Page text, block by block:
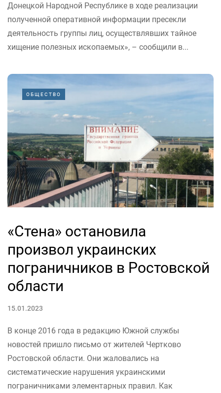
Донецкой Народной Республике в ходе реализации
полученной оперативной информации пресекли
деятельность группы лиц, осуществлявших тайное
хищение полезных ископаемых», – сообщили в...
ОБЩЕСТВО
«Стена» остановила
произвол украинских
пограничников в Ростовской
области
15.01.2023
В конце 2016 года в редакцию Южной службы
новостей пришло письмо от жителей Чертково
Ростовской области. Они жаловались на
систематические нарушения украинскими
пограничниками элементарных правил. Как